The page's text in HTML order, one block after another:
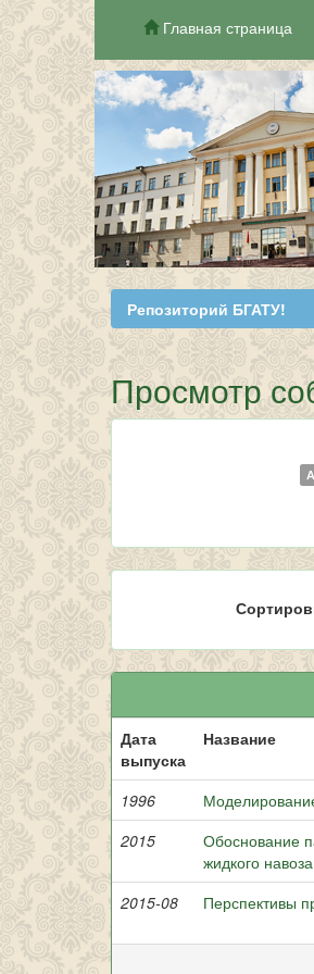
Skip
navigation
Главная страница
Репозиторий БГАТУ!
Просмотр
А
Дата
выпуска
Название
1996
2015
Обоснование
жидкого навоза
2015-08
Перспективы